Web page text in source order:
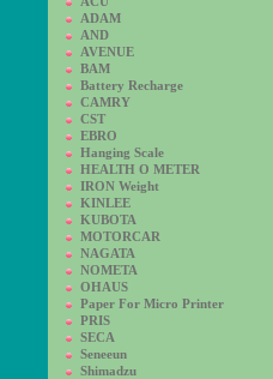
ADAM
AND
AVENUE
BAM
Battery Recharge
CAMRY
CST
EBRO
Hanging Scale
HEALTH O METER
IRON Weight
KINLEE
KUBOTA
MOTORCAR
NAGATA
NOMETA
OHAUS
Paper For Micro Printer
PRIS
SECA
Seneeun
Shimadzu